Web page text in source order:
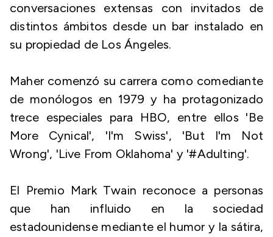
conversaciones extensas con invitados de
distintos ámbitos desde un bar instalado en
su propiedad de Los Ángeles.
Maher comenzó su carrera como comediante
de monólogos en 1979 y ha protagonizado
trece especiales para HBO, entre ellos 'Be
More Cynical', 'I'm Swiss', 'But I'm Not
Wrong', 'Live From Oklahoma' y '#Adulting'.
El Premio Mark Twain reconoce a personas
que han influido en la sociedad
estadounidense mediante el humor y la sátira,